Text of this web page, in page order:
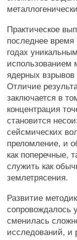
Практическое
последнее
годах
использованием
ядерных
Отличие
заключается в
концентрация
становится
сейсмических
преломление, и
как поперечные,
служить как
землетрясения.
Развитие
сопровождалось
сменилась
исследований, и